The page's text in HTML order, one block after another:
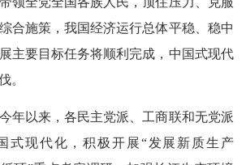
合施策，我国经济运行总体平稳、稳中
主要目标任务将顺利完成，中国式现代
。
以来，各民主党派、工商联和无党派
式现代化，积极开展“发展新质生产